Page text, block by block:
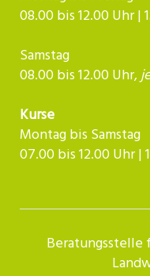
08.00 bis 12.00 Uhr |
Samstag
08.00 bis 12.00 Uhr,
Kurse
Montag bis Samstag
07.00 bis 12.00 Uhr |